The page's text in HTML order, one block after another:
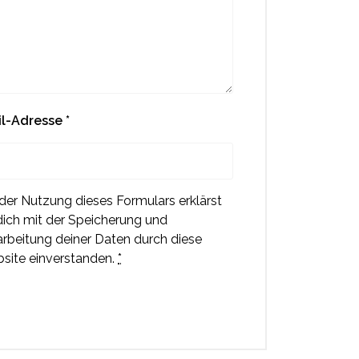
Adresse*
Nutzung dieses Formulars erklärst
mit der Speicherung und
deiner Daten durch diese
einverstanden.*